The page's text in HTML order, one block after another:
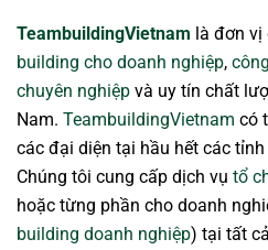
TeambuildingVietnam là đơn vị
building cho doanh nghiệp,
chuyên nghiệp và uy tín chất
Nam. TeambuildingVietnam có
các đại diện tại hầu hết các
Chúng tôi cung cấp dịch vụ tổ
hoặc từng phần cho doanh
building doanh nghiệp) tại tất